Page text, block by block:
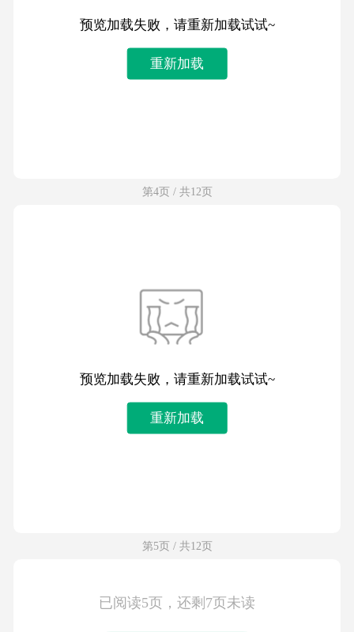
预览加载失败，请重新加载试试~
重新加载
第4页 / 共12页
预览加载失败，请重新加载试试~
重新加载
第5页 / 共12页
已阅读5页，还剩7页未读